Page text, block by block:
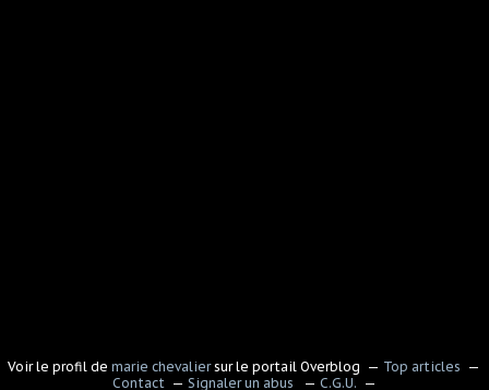
Voir le profil demarie chevaliersur le portail Overblog
Top articles
Contact
Signaler un abus C.G.U.